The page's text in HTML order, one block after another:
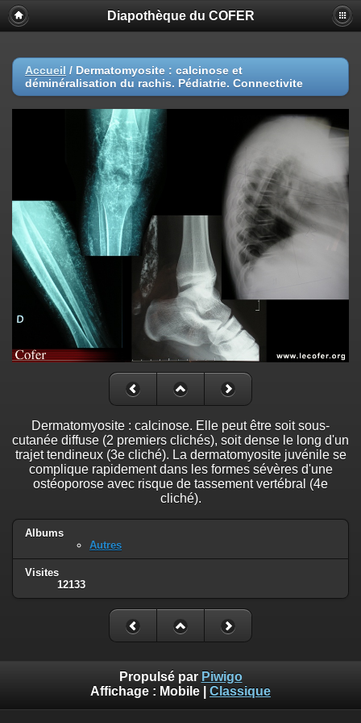
Diapothèque du COFER
Accueil / Dermatomyosite : calcinose et
déminéralisation du rachis. Pédiatrie. Connectivite
Dermatomyosite : calcinose. Elle peut être soit sous-
cutanée diffuse (2 premiers clichés), soit dense le long d'un
trajet tendineux (3e cliché). La dermatomyosite juvénile se
complique rapidement dans les formes sévères d'une
ostéoporose avec risque de tassement vertébral (4e
cliché).
Albums
Autres
Visites
12133
Propulsé par Piwigo
Affichage : Mobile Classique